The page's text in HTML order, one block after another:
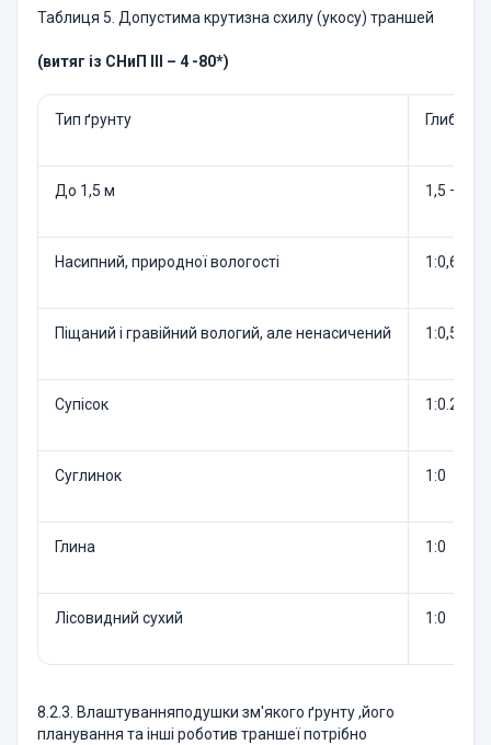
Таблиця 5. Допустима крутизна схилу (укосу) траншей
(витяг із СНиП ІІІ – 4 -80*)
Тип ґрунту Глибина
До 1,5 м 1,5 – 3,0
Насипний, природної вологості 1:0,67
Піщаний і гравійний вологий, але ненасичений 1:0,50
Супісок 1:0.25
Суглинок 1:0
Глина 1:0
Лісовидний сухий 1:0
8.2.3. Влаштуванняподушки зм'якого ґрунту ,його
планування та інші роботив траншеї потрібно